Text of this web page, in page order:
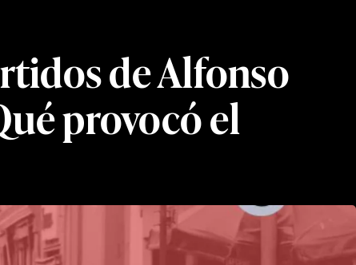
de Alfonso
provocó el